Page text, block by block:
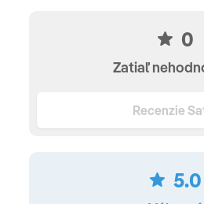
ležadlá (zdarma) • vodné športy
klimatizácia • kúpeľňa so sprchou
sušič vlasov• župany a papučky
pripojenie) • telefón • minibar(za
0
Zatiaľ
Recenzie
5.0